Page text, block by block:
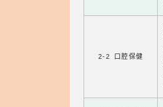
2-2 口腔保健